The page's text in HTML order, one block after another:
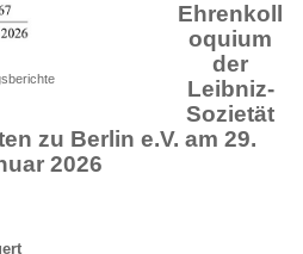
Ehrenkoll
oquium
der
Leibniz-
Sozietät
zu Berlin e.V. am 29.
2026